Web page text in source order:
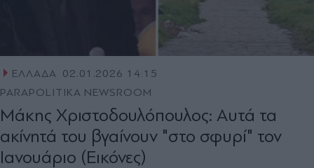
ΕΛΛΑΔΑ 02.01.2026 14:15
PARAPOLITIKA NEWSROOM
Μάκης Χριστοδουλόπουλος: Αυτά τα
ακίνητά του βγαίνουν "στο σφυρί" τον
Ιανουάριο (Εικόνες)